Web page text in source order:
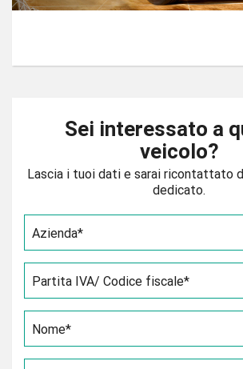
Sei interessato a
veicolo?
Lascia i tuoi dati e sarai ricontattato
dedicato.
Azienda*
Partita IVA/ Codice fiscale*
Nome*